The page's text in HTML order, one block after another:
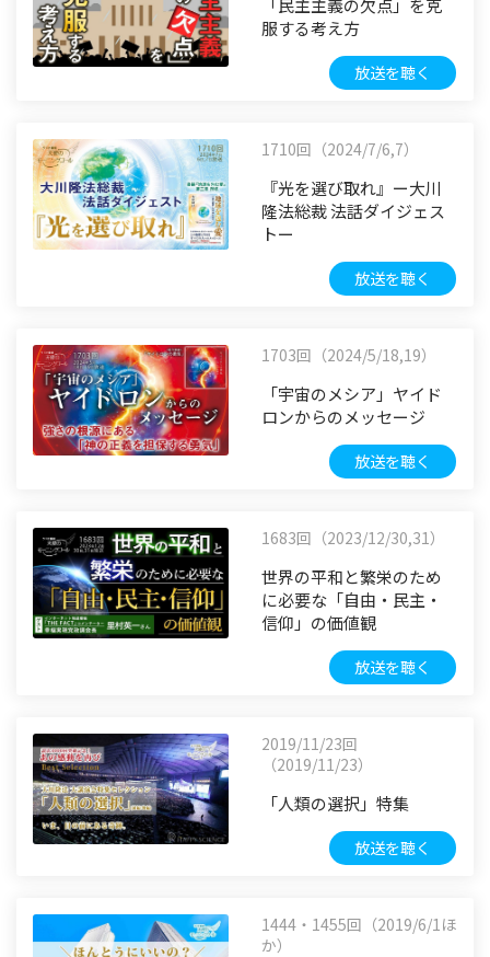
「民主主義の欠点」を克
服する考え方
放送を聴く
1710回（2024/7/6,7）
『光を選び取れ』ー大川
隆法総裁 法話ダイジェス
トー
放送を聴く
1703回（2024/5/18,19）
「宇宙のメシア」ヤイド
ロンからのメッセージ
放送を聴く
1683回（2023/12/30,31）
世界の平和と繁栄のため
に必要な「自由・民主・
信仰」の価値観
放送を聴く
2019/11/23回
（2019/11/23）
「人類の選択」特集
放送を聴く
1444・1455回（2019/6/1ほ
か）